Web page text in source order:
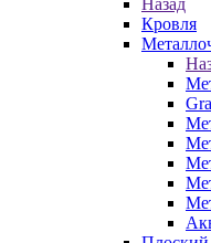
Назад
Кровля